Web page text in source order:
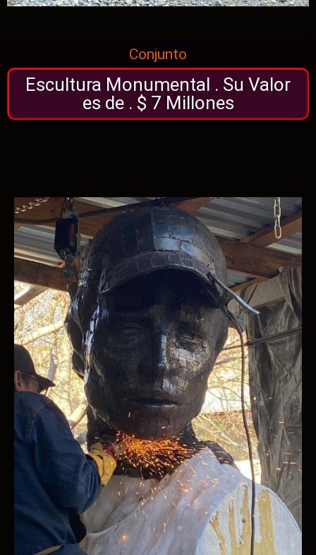
Conjunto
Escultura Monumental . Su Valor
es de . $ 7 Millones